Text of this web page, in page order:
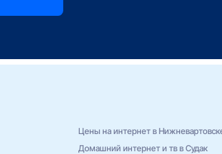
Цены на интернет в
Домашний интернет и тв в Судак